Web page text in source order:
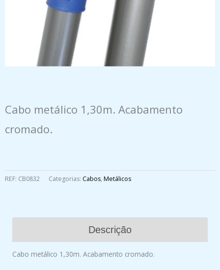
Cabo metálico 1,30m. Acabamento
cromado.
REF: CB0832 Categorias: Cabos, Metálicos
Descrição
Cabo metálico 1,30m. Acabamento cromado.